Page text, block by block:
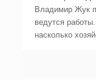
Владимир Жук
ведутся
насколько